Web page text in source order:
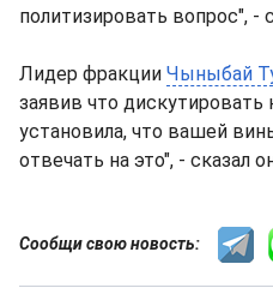
политизировать вопрос", -
Лидер фракции Чыныбай
заявив что
установила, что вашей
отвечать на это", - сказал
Сообщи свою новость: